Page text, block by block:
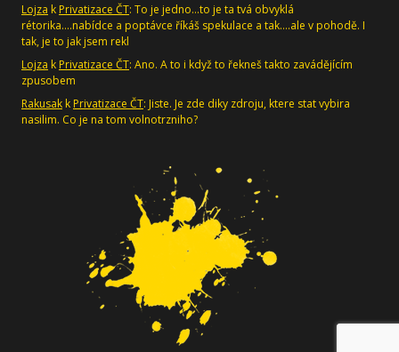
Lojza k Privatizace ČT: To je jedno...to je ta tvá obvyklá
rétorika....nabídce a poptávce říkáš spekulace a tak....ale v pohodě. I
tak, je to jak jsem rekl
Lojza k Privatizace ČT: Ano. A to i když to řekneš takto zavádějícím
zpusobem
Rakusak k Privatizace ČT: Jiste. Je zde diky zdroju, ktere stat vybira
nasilim. Co je na tom volnotrzniho?